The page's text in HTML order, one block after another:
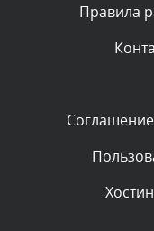
администратором.
администратором.
Текст
Правила